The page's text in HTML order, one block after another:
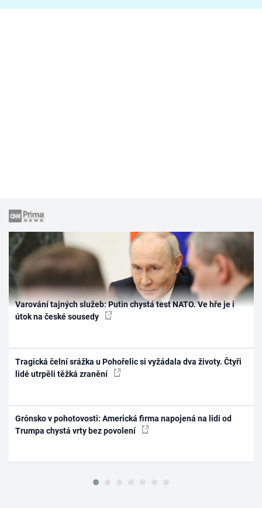
Varování tajných služeb: Putin chystá test NATO. Ve hře je i
útok na české sousedy
Tragická čelní srážka u Pohořelic si vyžádala dva životy. Čtyři
lidé utrpěli těžká zranění
Grónsko v pohotovosti: Americká firma napojená na lidi od
Trumpa chystá vrty bez povolení